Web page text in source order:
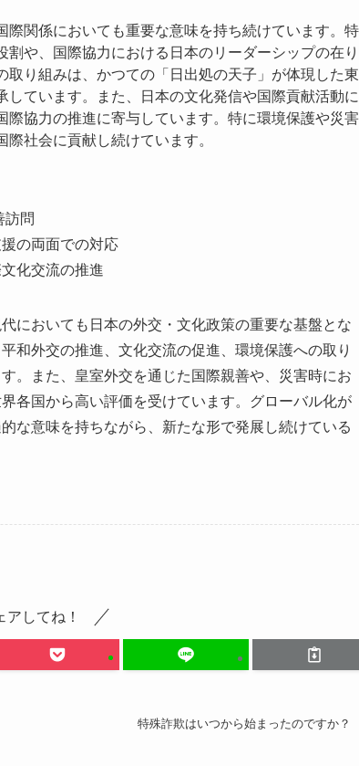
際関係においても重要な意味を持ち続けています。特
や、国際協力における日本のリーダーシップの在り
り組みは、かつての「日出処の天子」が体現した東
ています。また、日本の文化発信や国際貢献活動に
協力の推進に寄与しています。特に環境保護や災害
社会に貢献し続けています。
訪問
の両面での対応
化交流の推進
においても日本の外交・文化政策の重要な基盤とな
和外交の推進、文化交流の促進、環境保護への取り
。また、皇室外交を通じた国際親善や、災害時にお
各国から高い評価を受けています。グローバル化が
な意味を持ちながら、新たな形で発展し続けている
アしてね！
特殊詐欺はいつから始まったのですか？